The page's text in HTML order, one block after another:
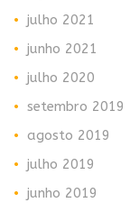
julho 2021
junho 2021
julho 2020
setembro 2019
agosto 2019
julho 2019
junho 2019